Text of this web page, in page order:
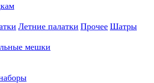
Летние палатки Прочее Шатры
мешки